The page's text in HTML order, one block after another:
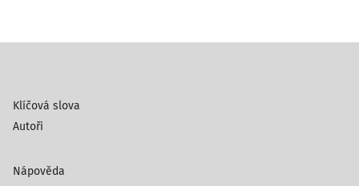
Klíčová slova
Autoři
Nápověda